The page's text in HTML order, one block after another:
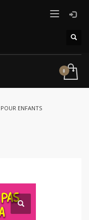
POUR ENFANTS